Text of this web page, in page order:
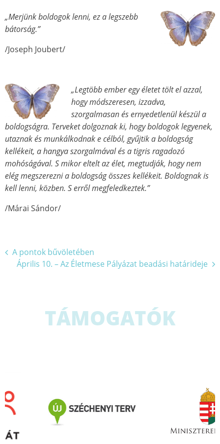
„Merjünk boldogok lenni, ez a legszebb
bátorság.”
/Joseph Joubert/
„Legtöbb ember egy életet tölt el azzal,
hogy módszeresen, izzadva,
szorgalmasan és ernyedetlenül készül a
boldogságra. Terveket dolgoznak ki, hogy boldogok legyenek,
utaznak és munkálkodnak e célból, gyűjtik a boldogság
kellékeit, a hangya szorgalmával és a tigris ragadozó
mohóságával. S mikor eltelt az élet, megtudják, hogy nem
elég megszerezni a boldogság összes kellékeit. Boldognak is
kell lenni, közben. S erről megfeledkeztek.”
/Márai Sándor/
Bejegyzés
navigáció
A pontok bűvöletében
Április 10. – Az Életmese Pályázat beadási határideje
TÁMOGATÓK